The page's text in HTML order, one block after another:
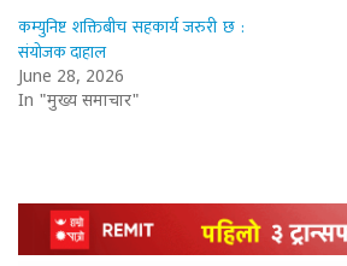
कम्युनिष्ट शक्तिबीच सहकार्य जरुरी छ :
संयोजक दाहाल
June 28, 2026
In "मुख्य समाचार"